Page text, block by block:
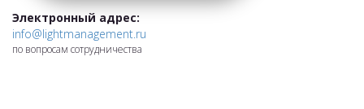
Электронный адрес:
info@lightmanagement.ru
по вопросам сотрудничества